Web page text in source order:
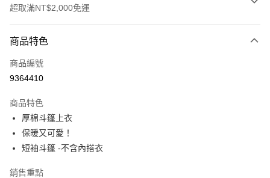
超取滿NT$2,000免運
信用卡一次付款
超商取貨付款
Apple Pay
Google Pay
商品特色
商品編號
9364410
商品特色
厚棉斗篷上衣
保暖又可愛！
短袖斗篷 -不含內搭衣
銷售重點